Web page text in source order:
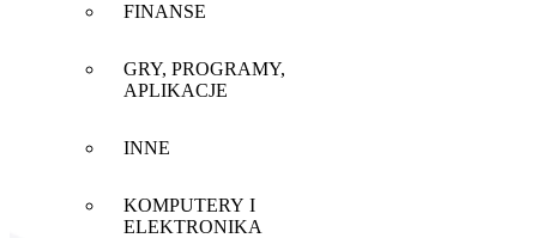
FINANSE
GRY, PROGRAMY,
APLIKACJE
INNE
KOMPUTERY I
ELEKTRONIKA